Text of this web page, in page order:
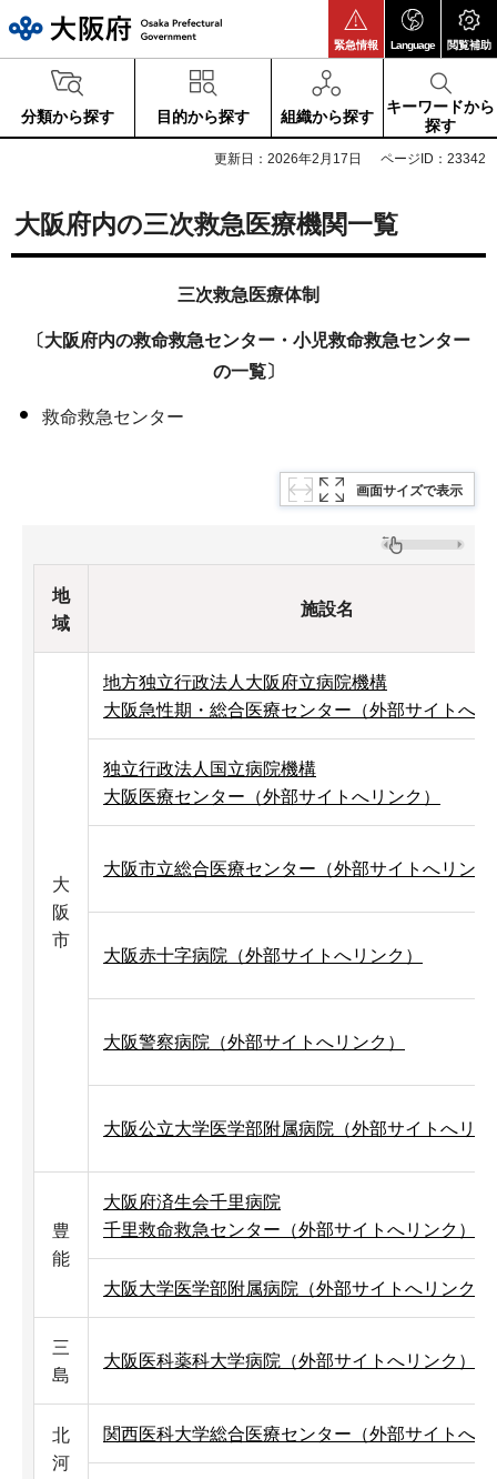
緊急情報 Language 閲覧補助
分類から探す 目的から探す 組織から探す
キーワードから
探す
更新日：2026年2月17日 ページID：23342
大阪府内の三次救急医療機関一覧
三次救急医療体制
〔大阪府内の救命救急センター・小児救命救急センター
の一覧〕
救命救急センター
画面サイズで表示
地
域
施設名
大
阪
市
地方独立行政法人大阪府立病院機構
大阪急性期・総合医療センター（外部サイトへ
独立行政法人国立病院機構
大阪医療センター（外部サイトへリンク）
大阪市立総合医療センター（外部サイトへリンク
大阪赤十字病院（外部サイトへリンク）
大阪警察病院（外部サイトへリンク）
大阪公立大学医学部附属病院（外部サイトへリ
豊
能
大阪府済生会千里病院
千里救命救急センター（外部サイトへリンク）
大阪大学医学部附属病院（外部サイトへリンク）
三
島
大阪医科薬科大学病院（外部サイトへリンク）
北
河
関西医科大学総合医療センター（外部サイトへ